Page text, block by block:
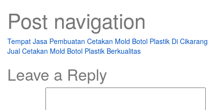
Post navigation
Tempat Jasa Pembuatan Cetakan Mold Botol Plastik Di Cikarang
Jual Cetakan Mold Botol Plastik Berkualitas
Leave a Reply